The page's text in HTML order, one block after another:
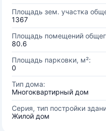
Площадь зем. участка
1367
Площадь помещений
80.6
Площадь парковки, м²:
0
Тип дома:
Многоквартирный дом
Серия, тип постройки
Жилой дом